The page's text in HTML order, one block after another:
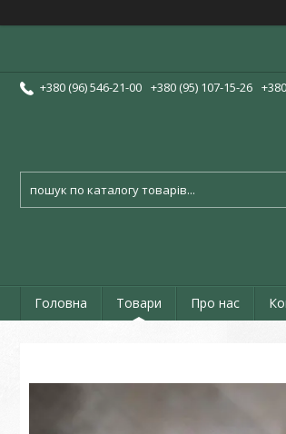
+380 (96) 546-21-00 +380 (95) 107-15-26
Головна Товари Про нас